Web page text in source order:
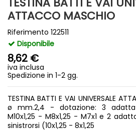
ATTACCO MASCHIO
Riferimento 122511
Disponibile
8,62 €
iva inclusa
Spedizione in 1-2 gg.
TESTINA BATTI E VAI UNIVERSALE
ø mm.2,4 - dotazione: 3
M10x1,25 - M8x1,25 - M7x1 e 2
sinistrorsi (10x1,25 - 8x1,25